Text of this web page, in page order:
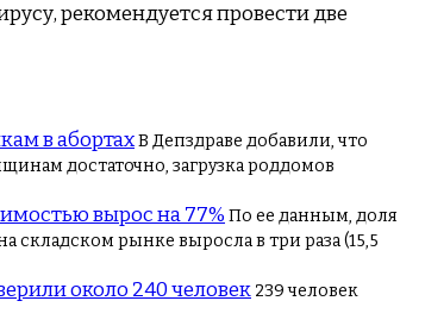
рекомендуется провести две
в абортахВ Депздраве добавили, что
достаточно, загрузка роддомов
вырос на 77% По ее данным, доля
рынке выросла в три раза (15,5
около 240 человек 239 человек